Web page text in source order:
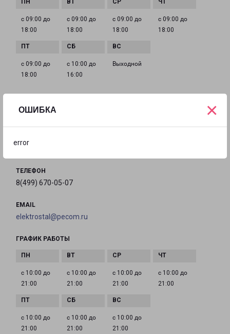
ОШИБКА
error
×
с 09:00 до
18:00
с 09:00 до
18:00
с 09:00 до
18:00
с 09:00 до
18:00
с 09:00 до
18:00
с 10:00 до
16:00
Выходной
ЭЛЕКТРОСТАЛЬ ПРОСПЕКТ ЛЕНИНА 25
город Электросталь, проспект Ленина, 25
ТЕЛЕФОН
8(499) 670-05-07
EMAIL
elektrostal@pecom.ru
ГРАФИК РАБОТЫ
с 10:00 до
21:00
с 10:00 до
21:00
с 10:00 до
21:00
с 10:00 до
21:00
с 10:00 до
21:00
с 10:00 до
21:00
с 10:00 до
21:00